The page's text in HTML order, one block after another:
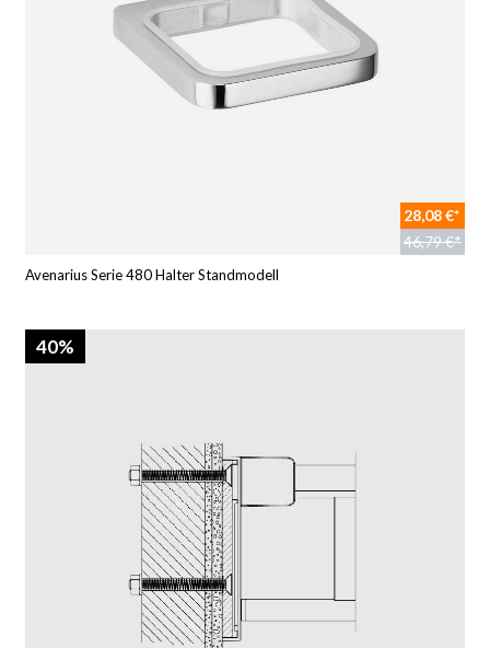
28,08 €*
46,79 €*
Avenarius Serie 480 Halter Standmodell
40%